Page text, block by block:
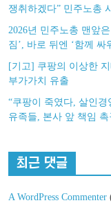
쟁취하겠다” 민주노총
2026년 민주노총 맨앞
짐’, 바로 뒤엔 ‘함께 싸
[기고] 쿠팡의 이상한
부가가치 유출
“쿠팡이 죽였다, 살인
유족들, 본사 앞 책임 촉
최근 댓글
A WordPress Commenter